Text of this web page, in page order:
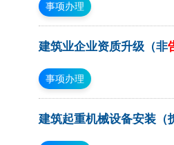
事项办理
建筑业企业资质升级（非
事项办理
建筑起重机械设备安装（